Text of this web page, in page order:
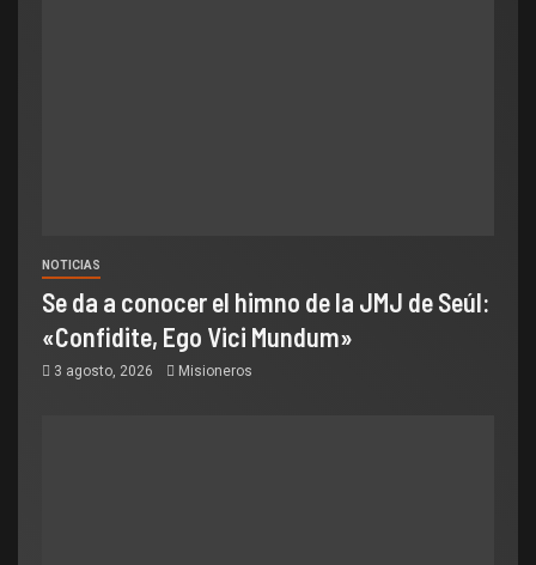
NOTICIAS
Se da a conocer el himno de la JMJ de Seúl:
«Confidite, Ego Vici Mundum»
3 agosto, 2026 Misioneros